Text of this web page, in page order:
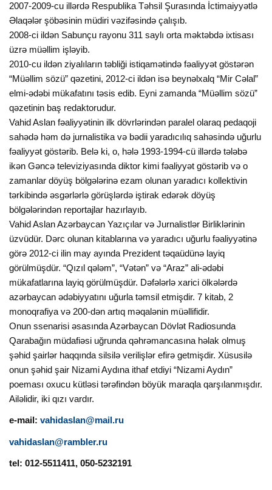
2007-2009-cu illərdə Respublika Təhsil Şurasında İctimaiyyətlə
Əlaqələr şöbəsinin müdiri vəzifəsində çalışıb.
2008-ci ildən Sabunçu rayonu 311 saylı orta məktəbdə ixtisası
üzrə müəllim işləyib.
2010-cu ildən ziyalıların təbliği istiqamətində fəaliyyət göstərən
“Müəllim sözü” qəzetini, 2012-ci ildən isə beynəlxalq “Mir Cəlal”
elmi-ədəbi mükafatını təsis edib. Eyni zamanda “Müəllim sözü”
qəzetinin baş redaktorudur.
Vahid Aslan fəaliyyətinin ilk dövrlərindən paralel olaraq pedaqoji
sahədə həm də jurnalistika və bədii yaradıcılıq sahəsində uğurlu
fəaliyyət göstərib. Belə ki, o, hələ 1993-1994-cü illərdə tələbə
ikən Gəncə televiziyasında diktor kimi fəaliyyət göstərib və o
zamanlar döyüş bölgələrinə ezam olunan yaradıcı kollektivin
tərkibində əsgərlərlə görüşlərdə iştirak edərək döyüş
bölgələrindən reportajlar hazırlayıb.
Vahid Aslan Azərbaycan Yazıçılar və Jurnalistlər Birliklərinin
üzvüdür. Dərc olunan kitablarına və yaradıcı uğurlu fəaliyyətinə
görə 2012-ci ilin may ayında Prezident təqaüdünə layiq
görülmüşdür. “Qızıl qələm”, “Vətən” və “Araz” ali-ədəbi
mükafatlarına layiq görülmüşdür. Dəfələrlə xarici ölkələrdə
azərbaycan ədəbiyyatını uğurla təmsil etmişdir. 7 kitab, 2
monoqrafiya və 200-dən artıq məqalənin müəllifidir.
Onun ssenarisi əsasında Azərbaycan Dövlət Radiosunda
Qarabağın müdafiəsi uğrunda qəhrəmancasına həlak olmuş
şəhid şairlər haqqında silsilə verilişlər efirə getmişdir. Xüsusilə
onun şəhid şair Nizami Aydına ithaf etdiyi “Nizami Aydın”
poeması oxucu kütləsi tərəfindən böyük maraqla qarşılanmışdır.
Ailəlidir, iki qızı vardır.
e-mail:vahidaslan@mail.ru
vahidaslan@rambler.ru
tel: 012-5511411, 050-5232191